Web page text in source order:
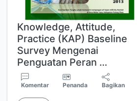
Knowledge, Attitude,
Practice (KAP) Baseline
Survey Mengenai
Penguatan Peran …
Komentar Penanda Bagikan